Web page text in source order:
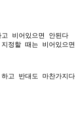
비어있으면 안된다
정할 때는 비어있으
고 반대도 마찬가지다